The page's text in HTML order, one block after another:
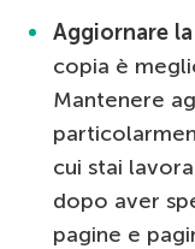
Aggiornare
copia è
Mantenere
cui stai
dopo aver
pagine e